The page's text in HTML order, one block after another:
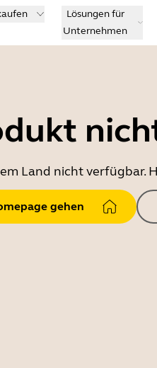
Lösungen für
Unternehmen
Land nicht verfügbar.
gehen